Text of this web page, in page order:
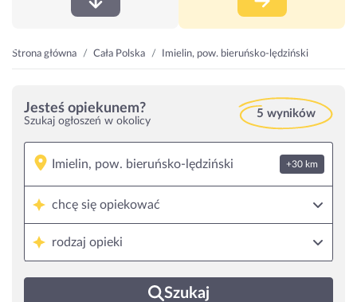
Strona główna Cała Polska Imielin, pow. bieruńsko-lędziński
Jesteś opiekunem?
Szukaj ogłoszeń w okolicy
5 wyników
+30 km
chcę się opiekować
rodzaj opieki
Szukaj